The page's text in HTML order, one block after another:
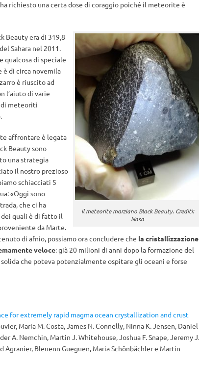
richiesto una certa dose di coraggio poiché il meteorite è
Il meteorite marziano Black Beauty. Crediti:
Nasa
Beauty era di 319,8
Sahara nel 2011.
qualcosa di speciale
di circa novemila
è riuscito ad
l’aiuto di varie
di meteoriti
affrontare è legata
Beauty sono
una strategia
il nostro prezioso
schiacciati 5
«Oggi sono
che ci ha
quali è di fatto il
da Marte.
di afnio, possiamo ora concludere che la cristallizzazione
veloce: già 20 milioni di anni dopo la formazione del
che poteva potenzialmente ospitare gli oceani e forse
for extremely rapid magma ocean crystallization and crust
Maria M. Costa, James N. Connelly, Ninna K. Jensen, Daniel
A. Nemchin, Martin J. Whitehouse, Joshua F. Snape, Jeremy J.
Agranier, Bleuenn Gueguen, Maria Schönbächler e Martin